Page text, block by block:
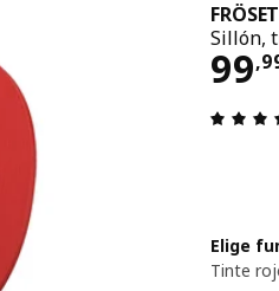
FRÖSET
Sillón,
99,
El
Elige
Tinte